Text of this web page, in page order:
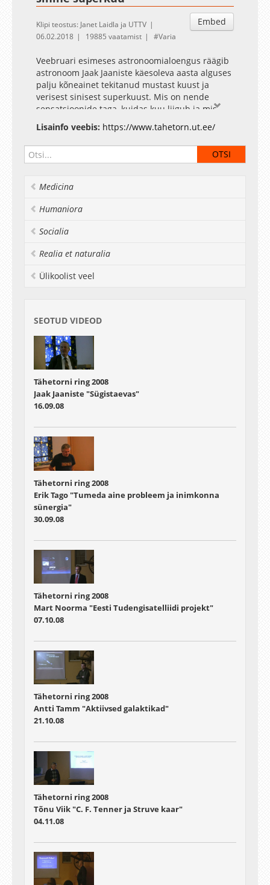
Embed
Klipi teostus: Janet Laidla ja UTTV
06.02.2018
19885 vaatamist Varia
Veebruari esimeses astronoomialoengus räägib
astronoom Jaak Jaaniste käesoleva aasta alguses
palju kõneainet tekitanud mustast kuust ja
verisest sinisest superkuust. Mis on nende
sensatsioonide taga, kuidas kuu liigub ja mis
sellega kaasneb?
Tähetorni Facebook
Lisainfo veebis: https://www.tahetorn.ut.ee/
Medicina
Humaniora
Socialia
Realia et naturalia
Ülikoolist veel
SEOTUD VIDEOD
Tähetorni ring 2008
Jaak Jaaniste "Sügistaevas"
16.09.08
Tähetorni ring 2008
Erik Tago "Tumeda aine probleem ja inimkonna
sünergia"
30.09.08
Tähetorni ring 2008
Mart Noorma "Eesti Tudengisatelliidi projekt"
07.10.08
Tähetorni ring 2008
Antti Tamm "Aktiivsed galaktikad"
21.10.08
Tähetorni ring 2008
Tõnu Viik "C. F. Tenner ja Struve kaar"
04.11.08